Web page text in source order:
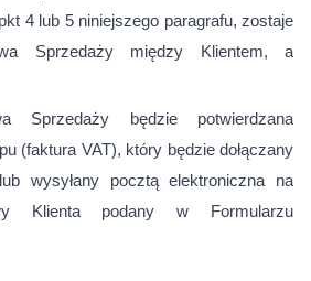
4 lub 5 niniejszego paragrafu, zostaje
Sprzedaży między Klientem, a
Sprzedaży będzie potwierdzana
(faktura VAT), który będzie dołączany
wysyłany pocztą elektroniczna na
Klienta podany w Formularzu